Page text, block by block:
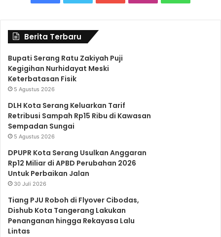
a
c
e
b
o
o
k
w
i
t
r
o
u
e
n
h
Berita Terbaru
Bupati Serang Ratu Zakiyah Puji
Kegigihan Nurhidayat Meski
Keterbatasan Fisik
5 Agustus 2026
DLH Kota Serang Keluarkan Tarif
Retribusi Sampah Rp15 Ribu di Kawasan
Sempadan Sungai
5 Agustus 2026
DPUPR Kota Serang Usulkan Anggaran
Rp12 Miliar di APBD Perubahan 2026
Untuk Perbaikan Jalan
30 Juli 2026
Tiang PJU Roboh di Flyover Cibodas,
Dishub Kota Tangerang Lakukan
Penanganan hingga Rekayasa Lalu
Lintas